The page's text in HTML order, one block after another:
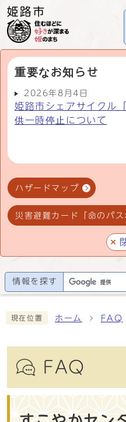
重要なお知らせ
2026年8月4日
姫路市シェアサイクル
供一時停止について
ハザードマップ
災害避難カード「命のパス
情報を探す
現在位置 ホーム FAQ
FAQ